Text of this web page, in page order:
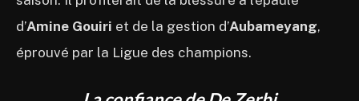
d’Amine Gouiri et de la gestion d’Aubameyang,
éprouvé par la Ligue des champions.